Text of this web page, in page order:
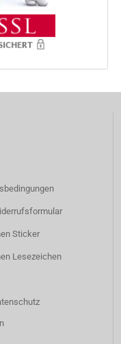
Sticker
Lesezeichen